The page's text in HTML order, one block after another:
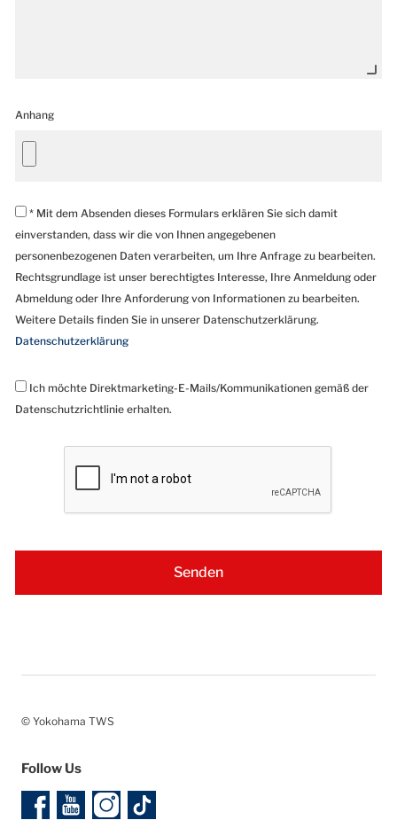
Anhang
* Mit dem Absenden dieses Formulars erklären Sie sich damit
einverstanden, dass wir die von Ihnen angegebenen
personenbezogenen Daten verarbeiten, um Ihre Anfrage zu bearbeiten.
Rechtsgrundlage ist unser berechtigtes Interesse, Ihre Anmeldung oder
Abmeldung oder Ihre Anforderung von Informationen zu bearbeiten.
Weitere Details finden Sie in unserer Datenschutzerklärung.
Datenschutzerklärung
Ich möchte Direktmarketing-E-Mails/Kommunikationen gemäß der
Datenschutzrichtlinie erhalten.
© Yokohama TWS
Follow Us